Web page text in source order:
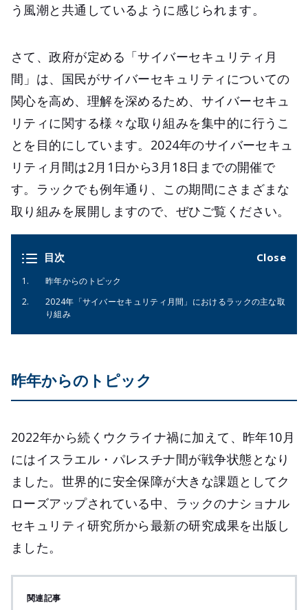
う風潮と共通しているように感じられます。
さて、政府が定める「サイバーセキュリティ月
間」は、国民がサイバーセキュリティについての
関心を高め、理解を深めるため、サイバーセキュ
リティに関する様々な取り組みを集中的に行うこ
とを目的にしています。2024年のサイバーセキュ
リティ月間は2月1日から3月18日までの開催で
す。ラックでも例年通り、この期間にさまざまな
取り組みを展開しますので、ぜひご覧ください。
目次
昨年からのトピック
2024年「サイバーセキュリティ月間」におけるラックの主な取
り組み
昨年からのトピック
2022年から続くウクライナ禍に加えて、昨年10月
にはイスラエル・パレスチナ間が戦争状態となり
ました。世界的に安全保障が大きな課題としてク
ローズアップされている中、ラックのナショナル
セキュリティ研究所から最新の研究成果を出版し
ました。
関連記事